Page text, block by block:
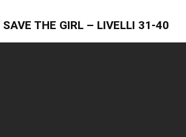
SAVE THE GIRL – LIVELLI 31-40